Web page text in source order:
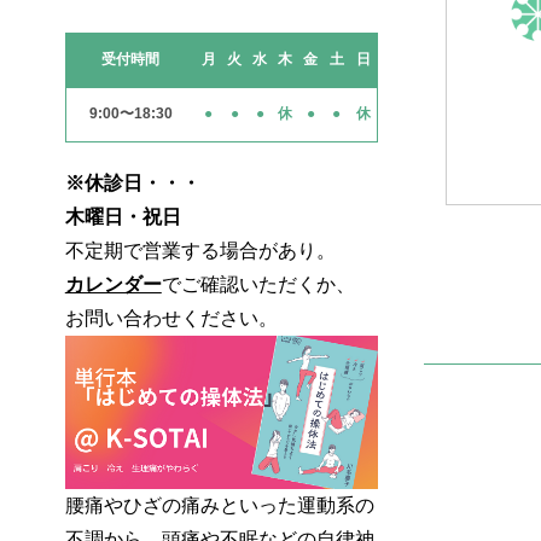
受付時間 月 火 水 木 金 土 日
9:00〜18:30 ● ● ● 休 ● ● 休
※休診日・・・
木曜日・祝日
不定期で営業する場合があり。
カレンダーでご確認いただくか、
お問い合わせください。
腰痛やひざの痛みといった運動系の